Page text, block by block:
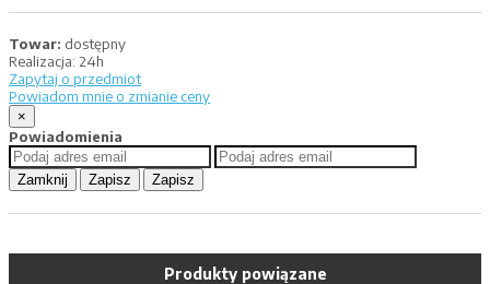
Towar: dostępny
Realizacja: 24h
Zapytaj o przedmiot
Powiadom mnie o zmianie ceny
×
Powiadomienia
Zamknij Zapisz Zapisz
Produkty powiązane